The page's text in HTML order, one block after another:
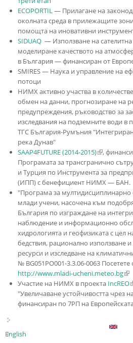
ECOPORTIL — Прилагане на
околната среда в прилежащите
помощта на иновативни
SIDUAQ — Използване на
моделиране качеството на
в България — финансиран от
SMIRES — Наука и управление на
потоци
НИМХ активно участва в
обмен на данни, прогнозиране на
предупреждения, ръководство за
изследвания на подземните води в
ТГС България-Румъния
река Дунав"
SAAP4FUTURE (2014-2015)(link is
,
Програмата за трансгранично
и Турция по Инструмента за
(ИПП) с бенефициент НИМХ — БАН.
"Програма за
млади учени, насочена към
България по изграждане на
наблюдение и информационно
хидрологията и геофизиката с цел
бедствия, рационално използване
ресурси и изследване на
№ ВG051РО001-3.3.06-0063 Посетете
http://www.mladi-ucheni.meteo.bg
Участие на НИМХ в проекта IncREO
"Увеличаване устойчивостта чрез
финансиран по 7РП на
English